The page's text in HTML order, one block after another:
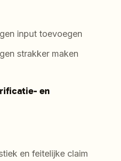
input toevoegen
strakker maken
en
en feitelijke claim